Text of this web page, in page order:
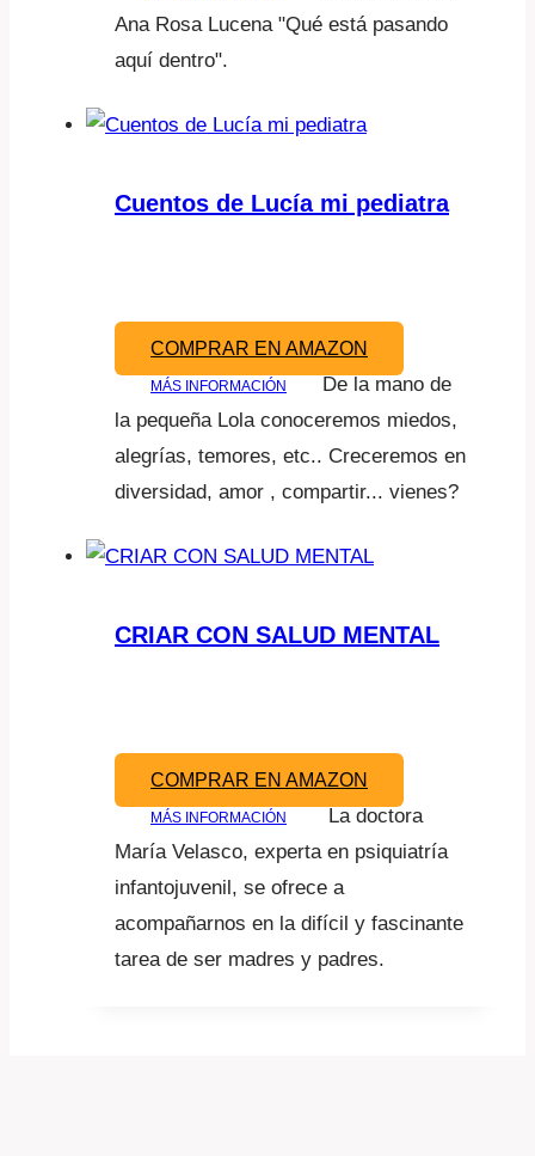
Ana Rosa Lucena "Qué está pasando
aquí dentro".
Cuentos de Lucía mi pediatra
COMPRAR EN AMAZON
MÁS INFORMACIÓN
De la mano de
la pequeña Lola conoceremos miedos,
alegrías, temores, etc.. Creceremos en
diversidad, amor , compartir... vienes?
CRIAR CON SALUD MENTAL
COMPRAR EN AMAZON
MÁS INFORMACIÓN
La doctora
María Velasco, experta en psiquiatría
infantojuvenil, se ofrece a
acompañarnos en la difícil y fascinante
tarea de ser madres y padres.